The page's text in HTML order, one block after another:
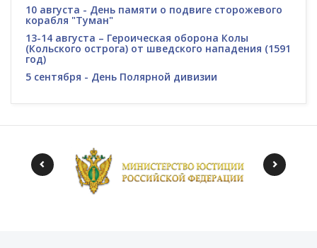
10 августа - День памяти о подвиге сторожевого
корабля "Туман"
13-14 августа – Героическая оборона Колы
(Кольского острога) от шведского нападения (1591
год)
5 сентября - День Полярной дивизии